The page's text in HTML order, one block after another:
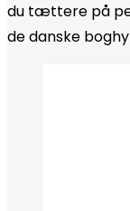
du tættere på
de danske